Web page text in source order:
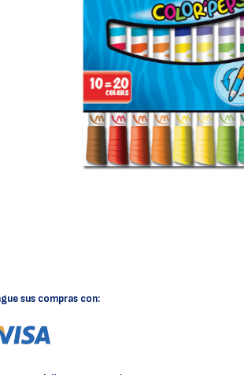
sus compras con: